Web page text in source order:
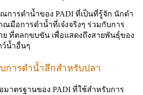
ารดำน้ำของ PADI ที่เป็นที่รู้จัก นักดำ
อการดำน้ำที่เจ๋งจริงๆ ร่วมกับการ
ย ที่ตลกขบขัน เพื่อแสดงถึงสายพันธุ์ของ
น้ำอื่นๆ
ารดำน้ำลึกสำหรับปลา
าตรฐานของ PADI ที่ใช้สำหรับการ